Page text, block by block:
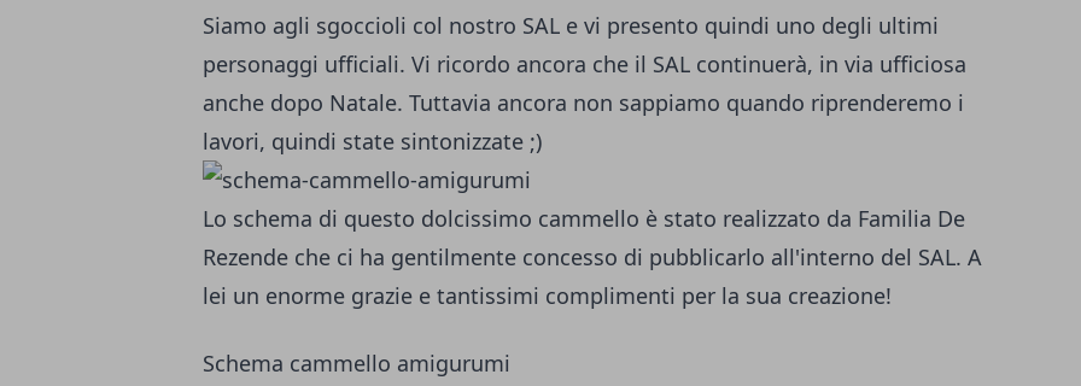
Siamo agli sgoccioli col nostro SAL e vi presento quindi uno degli ultimi
personaggi ufficiali. Vi ricordo ancora che il SAL continuerà, in via ufficiosa
anche dopo Natale. Tuttavia ancora non sappiamo quando riprenderemo i
lavori, quindi state sintonizzate ;)
Lo schema di questo dolcissimo cammello è stato realizzato da Familia De
Rezende che ci ha gentilmente concesso di pubblicarlo all'interno del SAL. A
lei un enorme grazie e tantissimi complimenti per la sua creazione!
Schema cammello amigurumi